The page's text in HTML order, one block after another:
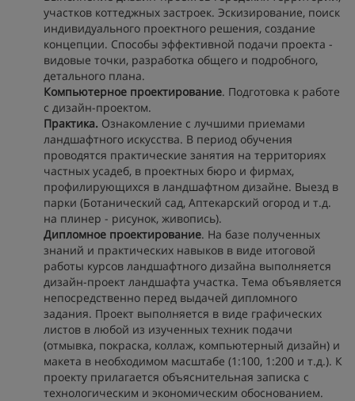
участков коттеджных застроек. Эскизирование, поиск
индивидуального проектного решения, создание
концепции. Способы эффективной подачи проекта -
видовые точки, разработка общего и подробного,
детального плана.
Компьютерное проектирование. Подготовка к работе
с дизайн-проектом.
Практика. Ознакомление с лучшими приемами
ландшафтного искусства. В период обучения
проводятся практические занятия на территориях
частных усадеб, в проектных бюро и фирмах,
профилирующихся в ландшафтном дизайне. Выезд в
парки (Ботанический сад, Аптекарский огород и т.д.
на плинер - рисунок, живопись).
Дипломное проектирование. На базе полученных
знаний и практических навыков в виде итоговой
работы курсов ландшафтного дизайна выполняется
дизайн-проект ландшафта участка. Тема объявляется
непосредственно перед выдачей дипломного
задания. Проект выполняется в виде графических
листов в любой из изученных техник подачи
(отмывка, покраска, коллаж, компьютерный дизайн) и
макета в необходимом масштабе (1:100, 1:200 и т.д.). К
проекту прилагается объяснительная записка с
технологическим и экономическим обоснованием.